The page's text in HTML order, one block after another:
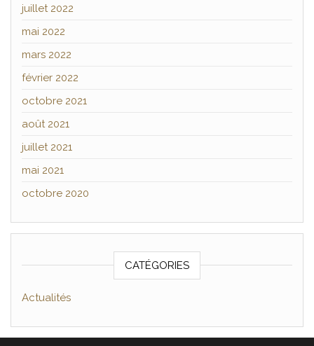
juillet 2022
mai 2022
mars 2022
février 2022
octobre 2021
août 2021
juillet 2021
mai 2021
octobre 2020
CATÉGORIES
Actualités